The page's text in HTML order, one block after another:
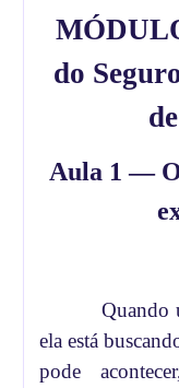
do
Aula 1 — O
Quando
ela está
pode